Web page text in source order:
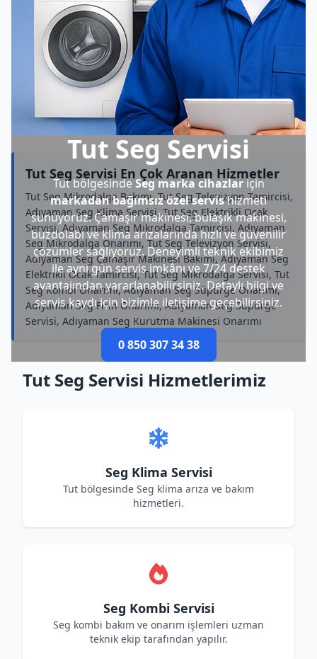
Tut Seg Servisi
Tut bölgesindeSeg marka cihazlariçin
markadan bağımsız özel servishizmeti
sunuyoruz. Çamaşır makinesi, bulaşık makinesi,
buzdolabı ve klima arızalarında hızlı ve güvenilir
çözümler sağlıyoruz. Deneyimli teknik ekibimiz
ile aynı gün servis imkânı ve 7/24 destek
avantajından yararlanabilirsiniz. Detaylı bilgi ve
servis kaydı için bizimle iletişime geçebilirsiniz.
0 850 307 34 38
Tut Seg Servisi En Çok Aranan Hizmetler
Tut Seg Mikrodalga Bakımı, Tut Seg Televizyon Tamircisi,
Adıyaman Seg Klima Servisi, Tut Seg Elektrikli Ocak
Servisi, Adıyaman Seg Mikrodalga Tamircisi, Adıyaman
Seg Mikrodalga Onarımı, Tut Seg Televizyon Servisi,
Adıyaman Seg Çamaşır Makinesi Bakımı, Adıyaman Seg
Elektrikli Ocak Tamircisi, Tut Seg Mikrodalga Servisi, Tut
Seg Kombi Onarımı, Adıyaman Seg Süpürge Onarımı,
Adıyaman Seg Fırın Onarımı, Adıyaman Seg Süpürge
Servisi, Adıyaman Seg Kurutma Makinesi Onarımı
Tut Seg Servisi Hizmetlerimiz
Seg Klima Servisi
Tut bölgesinde Seg klima arıza ve bakım
hizmetleri.
Seg Kombi Servisi
Seg kombi bakım ve onarım işlemleri uzman
teknik ekip tarafından yapılır.